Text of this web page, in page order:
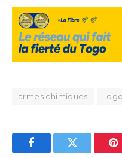
armes chimiques Togo
FacebookTwitter